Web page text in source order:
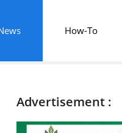
How-To
Advertisement :